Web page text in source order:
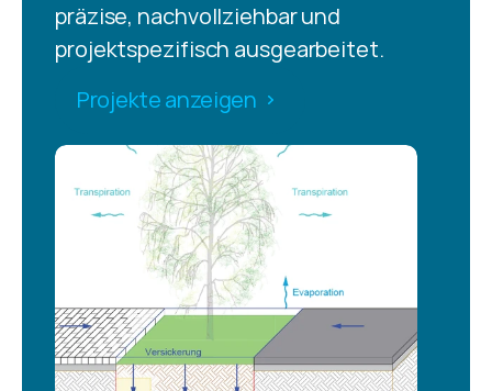
präzise, nachvollziehbar und
projektspezifisch ausgearbeitet.
Projekte anzeigen